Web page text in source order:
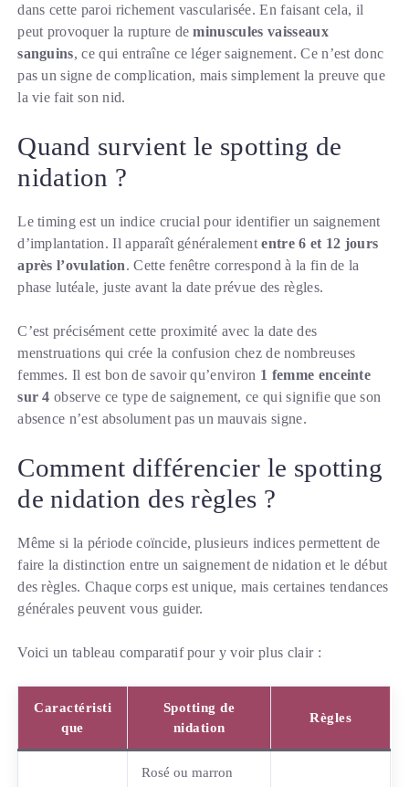
dans cette paroi richement vascularisée. En faisant cela, il
peut provoquer la rupture deminuscules vaisseaux
sanguins, ce qui entraîne ce léger saignement. Ce n’est donc
pas un signe de complication, mais simplement la preuve que
la vie fait son nid.
Quand survient le spotting de
nidation ?
Le timing est un indice crucial pour identifier un saignement
d’implantation. Il apparaît généralemententre 6 et 12 jours
après l’ovulation. Cette fenêtre correspond à la fin de la
phase lutéale, juste avant la date prévue des règles.
C’est précisément cette proximité avec la date des
menstruations qui crée la confusion chez de nombreuses
femmes. Il est bon de savoir qu’environ 1 femme enceinte
sur 4 observe ce type de saignement, ce qui signifie que son
absence n’est absolument pas un mauvais signe.
Comment différencier le spotting
de nidation des règles ?
Même si la période coïncide, plusieurs indices permettent de
faire la distinction entre un saignement de nidation et le début
des règles. Chaque corps est unique, mais certaines tendances
générales peuvent vous guider.
Voici un tableau comparatif pour y voir plus clair :
Caractéristi
que
Spotting de
nidation
Règles
Rosé ou marron